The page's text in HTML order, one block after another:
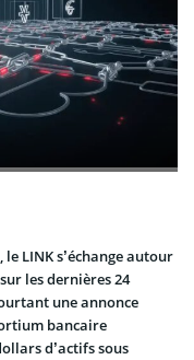
LINK s’échange autour
les dernières 24
une annonce
bancaire
d’actifs sous